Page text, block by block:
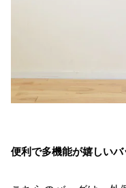
便利で多機能が嬉しいバ